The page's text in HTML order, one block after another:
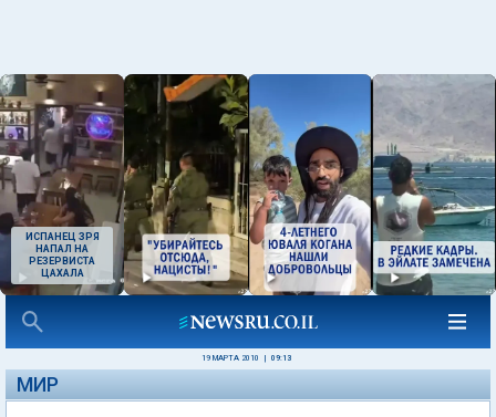
ИСПАНЕЦ ЗРЯ
НАПАЛ НА
РЕЗЕРВИСТА
ЦАХАЛА
19 МАРТА 2010 09:13
МИР